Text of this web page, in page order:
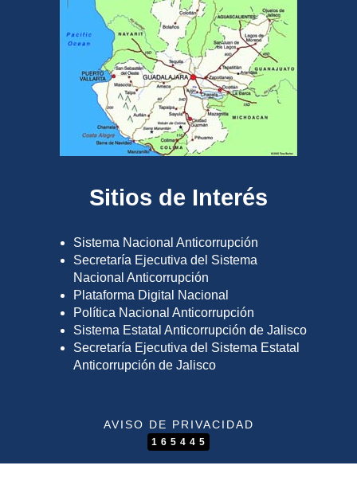
Sitios de Interés
Sistema Nacional Anticorrupción
Secretaría Ejecutiva del Sistema
Nacional Anticorrupción
Plataforma Digital Nacional
Política Nacional Anticorrupción
Sistema Estatal Anticorrupción de Jalisco
Secretaría Ejecutiva del Sistema Estatal
Anticorrupción de Jalisco
AVISO DE PRIVACIDAD
165445